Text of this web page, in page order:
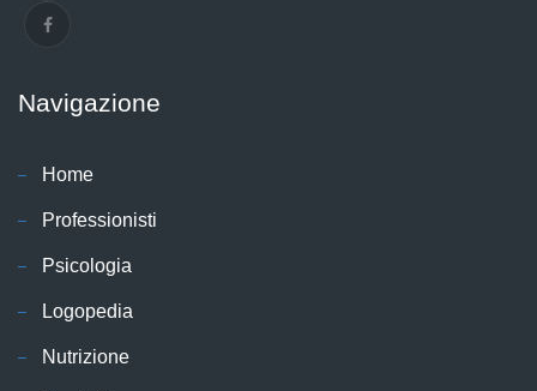
Navigazione
Home
Professionisti
Psicologia
Logopedia
Nutrizione